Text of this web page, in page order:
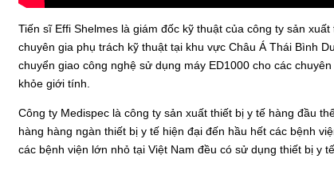
Tiến sĩ Effi Shelmes là giám đốc kỹ thuật của công ty sản
chuyên gia phụ trách kỹ thuật tại khu vực Châu Á Thái Bình
chuyển giao công nghệ sử dụng máy ED1000 cho các
khỏe giới tính.
Công ty Medispec là công ty sản xuất thiết bị y tế hàng đầu
hàng hàng ngàn thiết bị y tế hiện đại đến hầu hết các bệnh
các bệnh viện lớn nhỏ tại Việt Nam đều có sử dụng thiết bị y